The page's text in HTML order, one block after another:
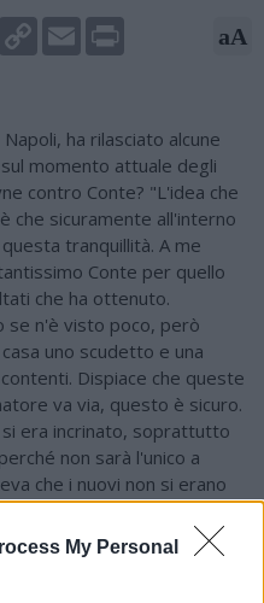
My Personal
LinkedInCopy
Link
Email aA
ha rilasciato alcune
momento attuale degli
contro Conte? "L'idea che
che sicuramente all'interno
tranquillità. A me
Conte per quello
che ha ottenuto.
se n'è visto poco, però
uno scudetto e una
Dispiace che queste
va via, questo è sicuro.
si era incrinato, soprattutto
non sarà l'unico a
che i nuovi non si erano
che si riferisse proprio
pretendeva Conte
dietro un po' di